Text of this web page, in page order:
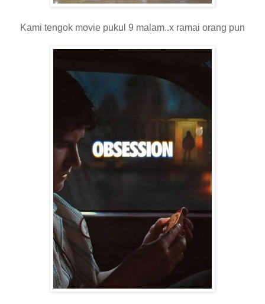
Kami tengok movie pukul 9 malam..x ramai orang pun